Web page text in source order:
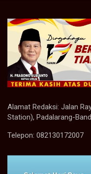
Alamat Redaksi: Jalan
Station), Padalarang-
Telepon: 082130172007